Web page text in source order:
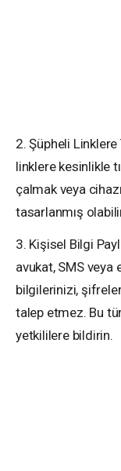
2. Şüpheli
linklere kesinlikle
çalmak veya
tasarlanmış
3. Kişisel Bilgi
avukat, SMS
bilgilerinizi,
talep etmez. Bu
yetkililere bildirin.